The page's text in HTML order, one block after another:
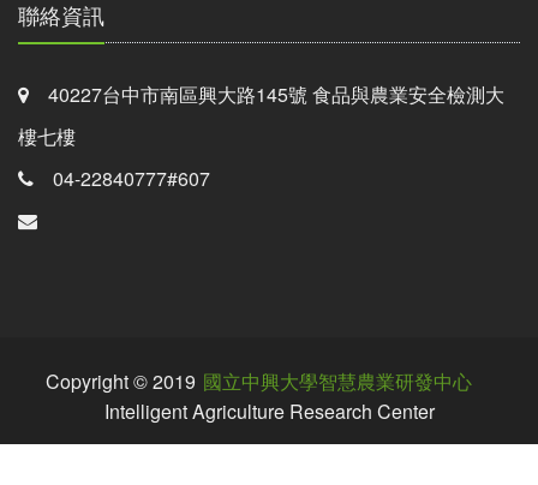
聯絡資訊
40227台中市南區興大路145號 食品與農業安全檢測大
樓七樓
04-22840777#607
Copyright © 2019 國立中興大學智慧農業研發中心
Intelligent Agriculture Research Center